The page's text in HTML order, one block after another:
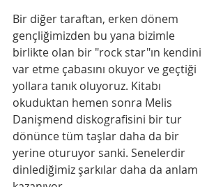
Bir diğer taraftan, erken dönem
gençliğimizden bu yana bizimle
birlikte olan bir "rock star"ın kendini
var etme çabasını okuyor ve geçtiği
yollara tanık oluyoruz. Kitabı
okuduktan hemen sonra Melis
Danişmend diskografisini bir tur
dönünce tüm taşlar daha da bir
yerine oturuyor sanki. Senelerdir
dinlediğimiz şarkılar daha da anlam